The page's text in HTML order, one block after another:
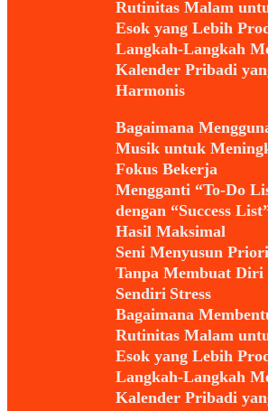
Rutinitas Malam
Esok yang Lebih
Langkah-Langkah
Kalender Pribadi
Harmonis
Bagaimana
Musik untuk
Fokus Bekerja
Mengganti “To-Do
dengan “Success
Hasil Maksimal
Seni Menyusun
Tanpa Membuat Diri
Sendiri Stress
Bagaimana
Rutinitas Malam
Esok yang Lebih
Langkah-Langkah
Kalender Pribadi